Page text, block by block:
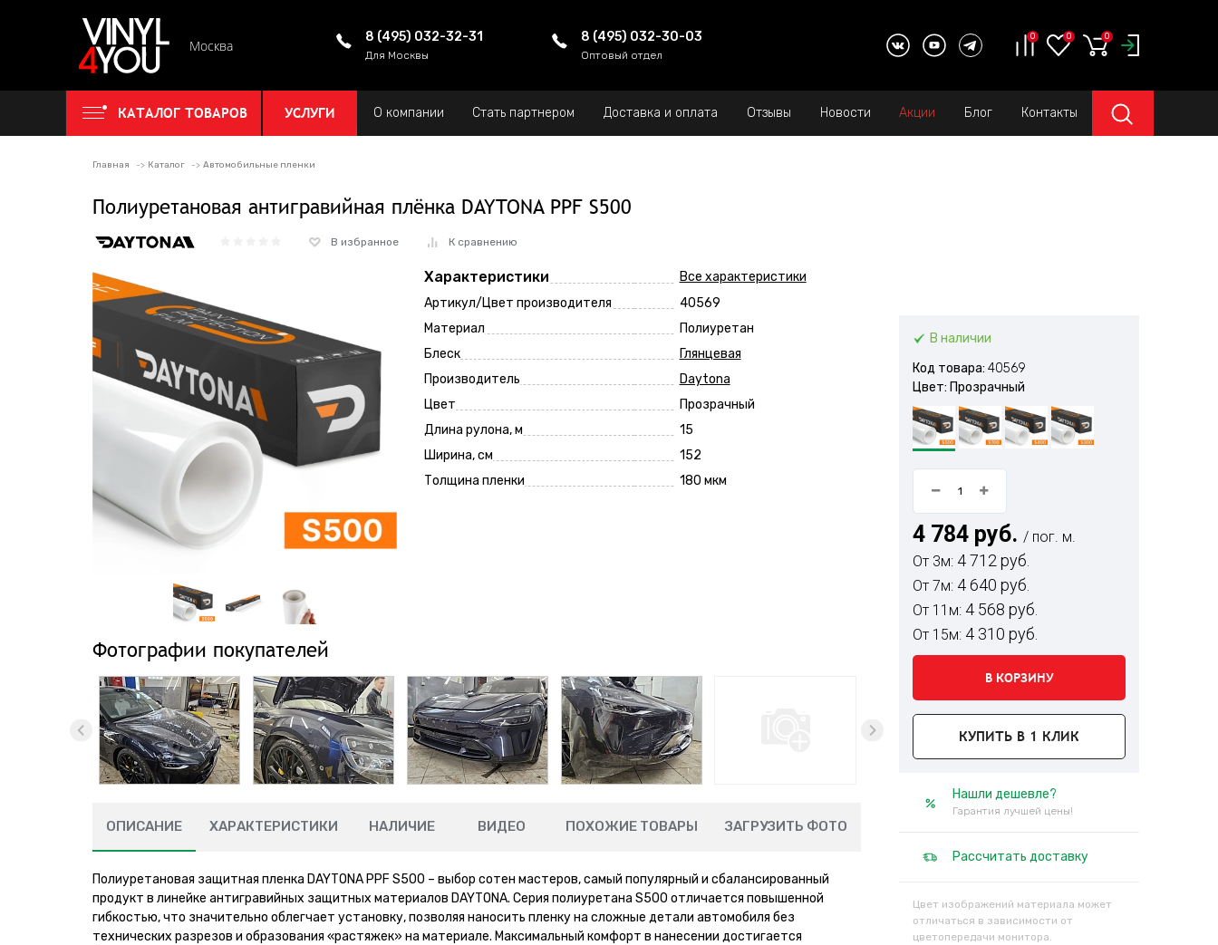
Москва
8 (495) 032-32-31
Для Москвы
8 (495) 032-30-03
Оптовый отдел
0 0 0
КАТАЛОГ ТОВАРОВ УСЛУГИ О компании Стать партнером Доставка и оплата Отзывы Новости Акции Блог Контакты
Главная Каталог Автомобильные пленки
Полиуретановая антигравийная плёнка DAYTONA PPF S500
В избранное К сравнению
Характеристики
Все характеристики
Артикул/Цвет производителя
40569
Материал
Полиуретан
Блеск
Глянцевая
Производитель
Daytona
Цвет
Прозрачный
Длина рулона, м
15
Ширина, см
152
Толщина пленки
180 мкм
Фотографии покупателей
В наличии
Код товара: 40569
Цвет: Прозрачный
4 784 руб. / пог. м.
От 3м: 4 712 руб.
От 7м: 4 640 руб.
От 11м: 4 568 руб.
От 15м: 4 310 руб.
В КОРЗИНУ
КУПИТЬ В 1 КЛИК
Нашли дешевле?
Гарантия лучшей цены!
Рассчитать доставку
Цвет изображений материала может
отличаться в зависимости от
цветопередачи монитора.
ОПИСАНИЕ ХАРАКТЕРИСТИКИ НАЛИЧИЕ ВИДЕО ПОХОЖИЕ ТОВАРЫ ЗАГРУЗИТЬ ФОТО
Полиуретановая защитная пленка DAYTONA PPF S500 – выбор сотен мастеров, самый популярный и сбалансированный
продукт в линейке антигравийных защитных материалов DAYTONA. Серия полиуретана S500 отличается повышенной
гибкостью, что значительно облегчает установку, позволяя наносить пленку на сложные детали автомобиля без
технических разрезов и образования «растяжек» на материале. Максимальный комфорт в нанесении достигается